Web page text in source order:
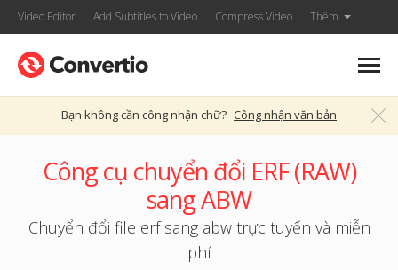
Video Editor Add Subtitles to Video Compress Video Thêm
Bạn không cần công nhận chữ? Công nhận văn bản
Công cụ chuyển đổi ERF (RAW)
sang ABW
Chuyển đổi file erf sang abw trực tuyến và miễn
phí